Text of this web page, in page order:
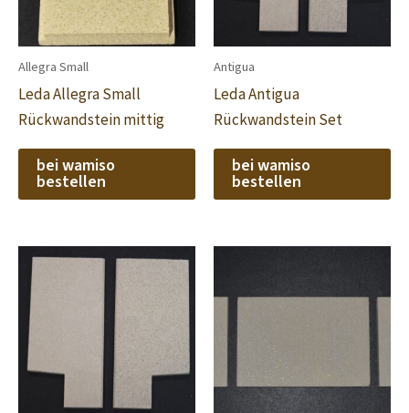
Allegra Small
Leda Allegra Small
Rückwandstein mittig
bei wamiso
bestellen
Antigua
Leda Antigua
Rückwandstein Set
bei wamiso
bestellen